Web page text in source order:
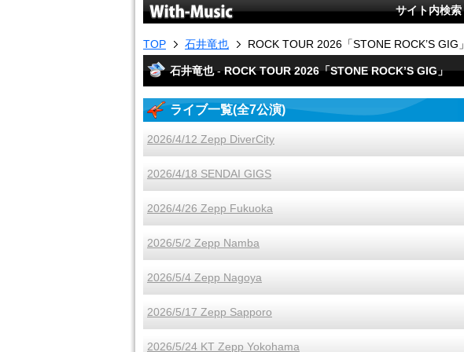
サイト内検索
TOP 石井竜也 ROCK TOUR 2026「STONE ROCK’S GIG」
石井竜也-ROCK TOUR 2026「STONE ROCK’S GIG」
ライブ一覧(全7公演)
2026/4/12 Zepp DiverCity
2026/4/18 SENDAI GIGS
2026/4/26 Zepp Fukuoka
2026/5/2 Zepp Namba
2026/5/4 Zepp Nagoya
2026/5/17 Zepp Sapporo
2026/5/24 KT Zepp Yokohama